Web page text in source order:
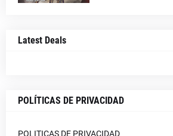
Latest Deals
POLÍTICAS DE PRIVACIDAD
POLITICAS DE PRIVACIDAD